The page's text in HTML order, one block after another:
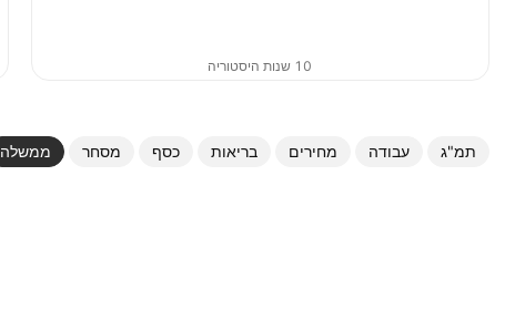
10 שנות היסטוריה
תמ"ג עבודה מחירים בריאות כסף מסחר ממשלה